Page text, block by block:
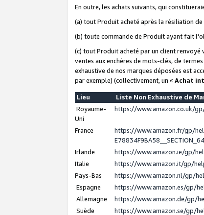
En outre, les achats suivants, qui
(a) tout Produit acheté après la résiliation
(b) toute commande de Produit ayant fait
(c) tout Produit acheté par un client renvoyé
ventes aux enchères de mots-clés, de
exhaustive de nos marques déposées est
par exemple) (collectivement, un « Achat
Lieu
Liste Non Exhaustive de
Royaume-
Uni
https://www.amazon.co.uk/
France
https://www.amazon.fr/gp/
Irlande
https://www.amazon.ie/gp/
Italie
https://www.amazon.it/gp/
Pays-Bas
https://www.amazon.nl/gp/
Espagne
https://www.amazon.es/gp/
Allemagne
https://www.amazon.de/gp/
Suède
https://www.amazon.se/gp/